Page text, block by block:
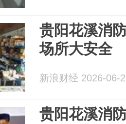
贵阳花溪消
场所大安全
新浪财经 2026-06-
贵阳花溪消